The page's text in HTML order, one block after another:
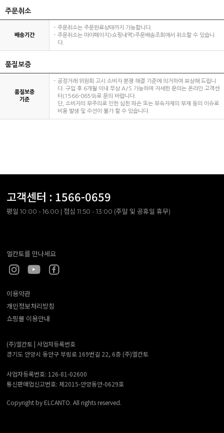
주문취소
배송기간
주문취소는 주문완료상태까지 가능합니다.
주문취소는 마이페이지>쇼핑내역>주문배송조회에서 취소할 수 있습니
다.
품질보증
품질보증
기준
공정거래 위원회 고시 소비자 분쟁 해결 기준에 의거하여 보상해 드립니
다. 구입 후 6개월 이내 무상 A/S 가능하며 자세한 문의는 온라인 고객센
터(1566-0659)로 문의 바랍니다.
단, 소비자의 부주의로 인한 심한 파손 또는 부속자재의 부재 등의 이슈로
비용 발생 및 수선이 불가 할 수 있습니다.
고객센터 : 1566-0659
평일 10:00 - 16:00 | 점심 11:50 - 13:00 (주말 및 공휴일 휴무)
엘칸토를 만나세요
이용약관
개인정보처리방침
쇼핑몰 이용안내
(주)엘칸토 | 사업자등록번호
경기도 안양시 동안구 부림로 169번길 22, 6층 (주)엘칸토
사업자등록번호: 126-81-02600
통신판매업신고번호: 제2015-안양동안-0629호
Copyright by ELCANTO. All rights reserved.